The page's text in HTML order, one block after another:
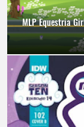
MLP Equestria